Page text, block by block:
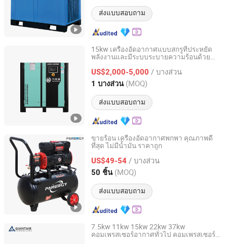
ส่งแบบสอบถาม
15kw เครื่องอัดอากาศแบบสกรูที่ประหยัด
พลังงานและมีระบบระบายความร้อนด้วย
US$2,000-5,000 / บางส่วน
1 บางส่วน (MOQ)
ส่งแบบสอบถาม
Wan Beardsley Compressor Machinery (Shanghai) Co.,
Shanghai, China อัตราจาก 2018
ขายร้อน เครื่องอัดอากาศพกพา คุณภาพดี
ที่สุด ไม่มีน้ำมัน ราคาถูก
US$49-54 / บางส่วน
50 ชิ้น (MOQ)
ส่งแบบสอบถาม
Taizhou Boyu Trading Co., Ltd.
Zhejiang, China อัตราจาก 2022
7.5kw 11kw 15kw 22kw 37kw
คอมเพรสเซอร์อากาศทั่วไป คอมเพรสเซอร์
JIANGXI VOCO INDUSTRIAL AND TRADE CO., LTD.